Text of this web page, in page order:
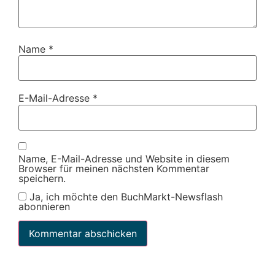
Name *
E-Mail-Adresse *
Name, E-Mail-Adresse und Website in diesem
Browser für meinen nächsten Kommentar
speichern.
Ja, ich möchte den BuchMarkt-Newsflash
abonnieren